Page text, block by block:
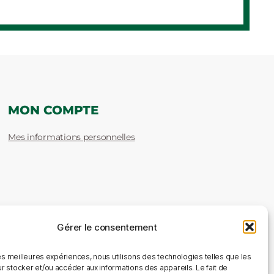
Gérer le consentement
meilleures expériences, nous utilisons des technologies telles que les
stocker et/ou accéder aux informations des appareils. Le fait de
MON COMPTE
Mes informations personnelles